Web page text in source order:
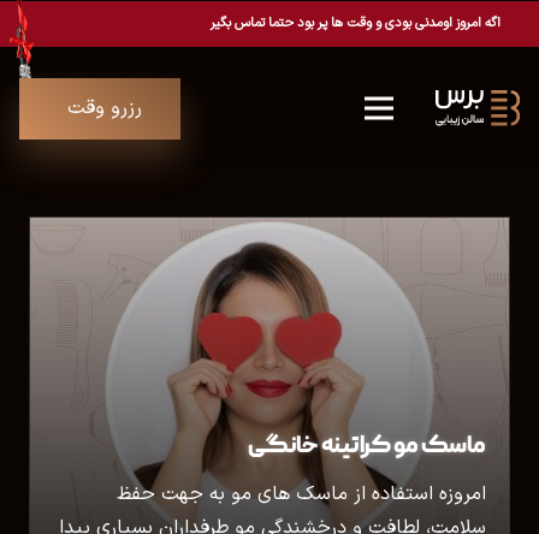
اگه امروز اومدنی بودی و وقت ها پر بود حتما تماس بگیر
رزرو وقت
ماسک مو کراتینه خانگی
امروزه استفاده از ماسک های مو به جهت حفظ
سلامت، لطافت و درخشندگی مو طرفداران بسیاری پیدا